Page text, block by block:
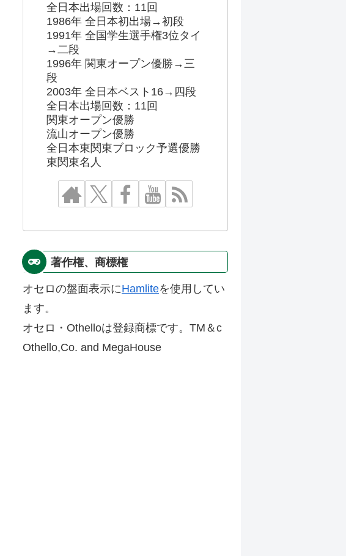
全日本出場回数：11回
1986年 全日本初出場→初段
1991年 全国学生選手権3位タイ
→二段
1996年 関東オープン優勝→三
段
2003年 全日本ベスト16→四段
全日本出場回数：11回
関東オープン優勝
流山オープン優勝
全日本東関東ブロック予選優勝
東関東名人
著作権、商標権
オセロの盤面表示にHamliteを使用してい
ます。
オセロ・Othelloは登録商標です。TM＆c
Othello,Co. and MegaHouse